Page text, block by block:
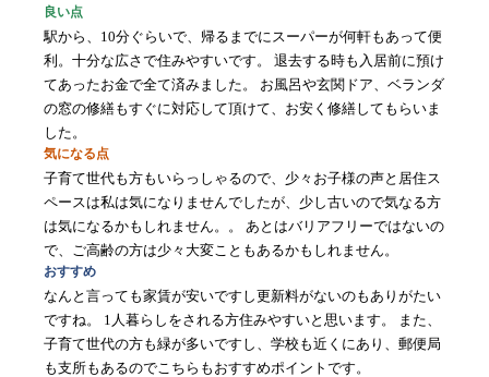
良い点
駅から、10分ぐらいで、帰るまでにスーパーが何軒もあって便
利。十分な広さで住みやすいです。 退去する時も入居前に預け
てあったお金で全て済みました。 お風呂や玄関ドア、ベランダ
の窓の修繕もすぐに対応して頂けて、お安く修繕してもらいま
した。
気になる点
子育て世代も方もいらっしゃるので、少々お子様の声と居住ス
ペースは私は気になりませんでしたが、少し古いので気なる方
は気になるかもしれません。。 あとはバリアフリーではないの
で、ご高齢の方は少々大変こともあるかもしれません。
おすすめ
なんと言っても家賃が安いですし更新料がないのもありがたい
ですね。 1人暮らしをされる方住みやすいと思います。 また、
子育て世代の方も緑が多いですし、学校も近くにあり、郵便局
も支所もあるのでこちらもおすすめポイントです。